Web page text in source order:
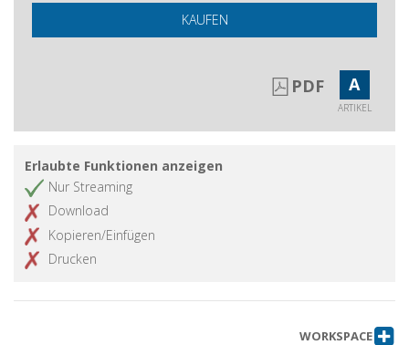
KAUFEN
PDF A
ARTIKEL
Erlaubte Funktionen anzeigen
Nur Streaming
Download
Kopieren/Einfügen
Drucken
WORKSPACE